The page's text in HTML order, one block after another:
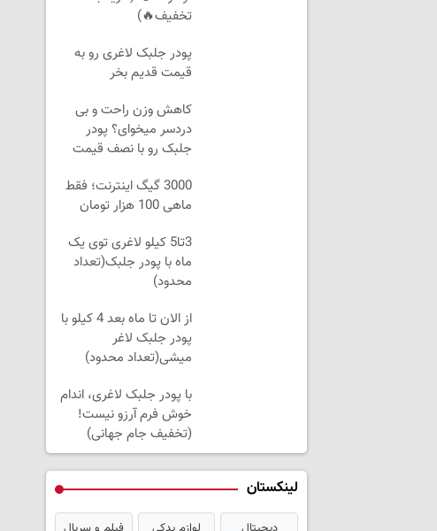
تخفیف🔥)
پودر جلبک لاغری رو به
قیمت قدیم بخر
کاهش وزن راحت و بی
دردسر میخوای؟ پودر
جلبک رو با نصف قیمت
3000 گیگ اینترنت؛ فقط
ماهی 100 هزار تومان
3تا5 کیلو لاغری توی یک
ماه با پودر جلبک(تعداد
محدود)
از الان تا ماه بعد 4 کیلو با
پودر جلبک لاغر
میشی(تعداد محدود)
با پودر جلبک لاغری، اندام
خوش فرم آرزو نیست!
(تخفیف جام جهانی)
لینکستان